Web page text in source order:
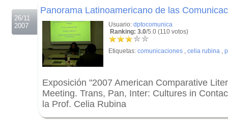
26/11
2007
Panorama Latinoamericano de las
Usuario: dptocomunica
Ranking: 3.0/5.0 (110 votos)
Etiquetas: comunicaciones , celia rubina ,
Exposición "2007 American Comparative
Meeting. Trans, Pan, Inter: Cultures in
la Prof. Celia Rubina